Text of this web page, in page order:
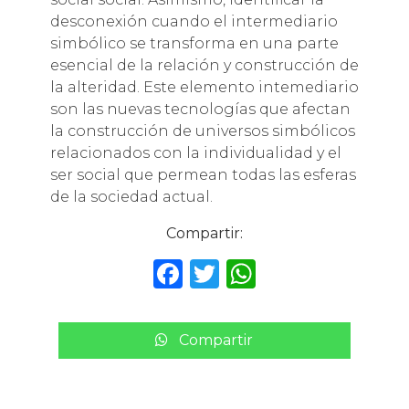
desconexión cuando el intermediario
simbólico se transforma en una parte
esencial de la relación y construcción de
la alteridad. Este elemento intemediario
son las nuevas tecnologías que afectan
la construcción de universos simbólicos
relacionados con la individualidad y el
ser social que permean todas las esferas
de la sociedad actual.
Compartir:
F
c
e
T
it
te
W
a
ts
Compartir